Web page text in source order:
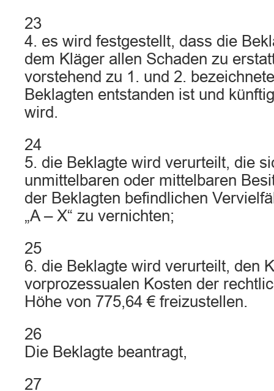
23
4. es wird festgestellt, dass die
dem Kläger allen Schaden zu
vorstehend zu 1. und 2.
Beklagten entstanden ist und
wird.
24
5. die Beklagte wird verurteilt, die
unmittelbaren oder mittelbaren
der Beklagten befindlichen
„A – X“ zu vernichten;
25
6. die Beklagte wird verurteilt, den
vorprozessualen Kosten der
Höhe von 775,64 € freizustellen.
26
Die Beklagte beantragt,
27